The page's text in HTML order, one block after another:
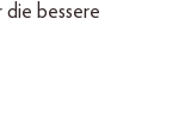
bessere